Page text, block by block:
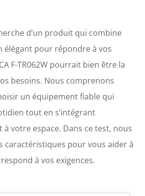
d’un produit qui combine
élégant pour répondre à vos
F-TR062W pourrait bien être la
besoins. Nous comprenons
un équipement fiable qui
tout en s’intégrant
votre espace. Dans ce test, nous
caractéristiques pour vous aider à
à vos exigences.